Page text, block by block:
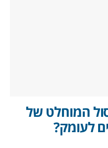
המוחלט של
לעומק?